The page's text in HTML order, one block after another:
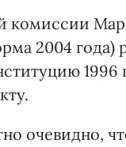
комиссии
2004 года)
очевидно,